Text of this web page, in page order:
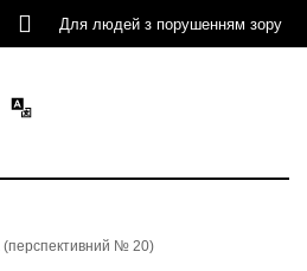
Для людей з порушенням зору
(перспективний № 20)